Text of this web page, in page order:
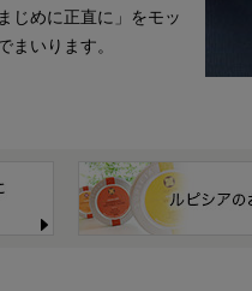
じめに正直に」をモッ
まいります。